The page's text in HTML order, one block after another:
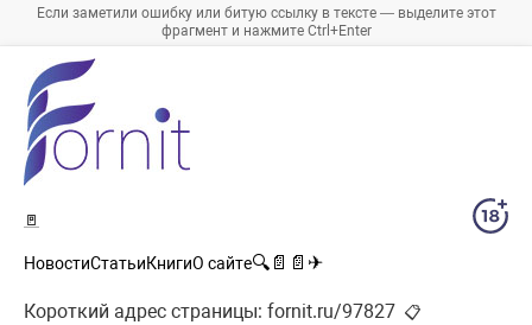
Если заметили ошибку или битую ссылку в тексте — выделите этот
фрагмент и нажмите Ctrl+Enter
🚪
НовостиСтатьиКнигиО сайте🔍 📄 📄 ✈
Короткий адрес страницы: fornit.ru/97827 📋